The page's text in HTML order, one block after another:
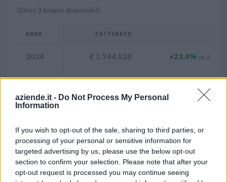
aziende.it - Do Not Process My Personal
Information
If you wish to opt-out of the sale, sharing to third parties, or
processing of your personal or sensitive information for
targeted advertising by us, please use the below opt-out
section to confirm your selection. Please note that after your
opt-out request is processed you may continue seeing
Ultimi 3 bilanci disponibili.
ANNO FATTURATO
2024 € 1.744.528 +23,4% vs 2021
2021 € 1.413.909 +7,9%
2020 € 1.310.154
0,0%
Margine netto
Indicatori calcolati dai dati dell'ultimo bilancio disponibile.